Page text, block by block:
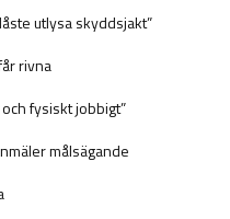
utlysa skyddsjakt”
rivna
fysiskt jobbigt”
målsägande